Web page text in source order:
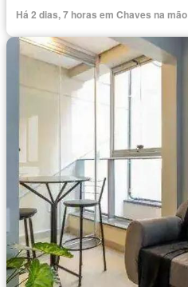
Há 2 dias, 7 horas em Chaves na mão